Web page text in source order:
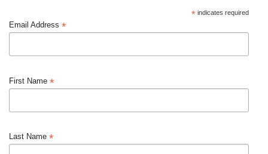
* indicates required
Email Address *
First Name *
Last Name *